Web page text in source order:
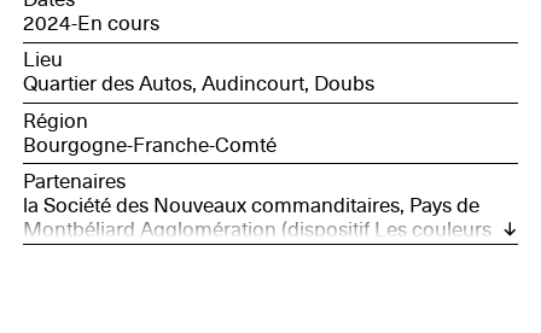
2024-En cours
Lieu
Quartier des Autos, Audincourt, Doubs
Région
Bourgogne-Franche-Comté
Partenaires
la Société des Nouveaux commanditaires, Pays de
Montbéliard Agglomération (dispositif Les couleurs
de l'agglo et service du Patrimoine), Ville d'Audincourt